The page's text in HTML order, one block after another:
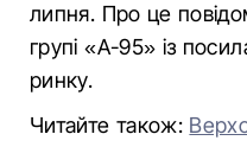
липня. Про це
групі «А-95» із
ринку.
Читайте також: